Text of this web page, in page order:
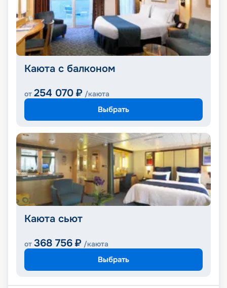
Каюта с балконом
от 254 070 ₽ /каюта
Выбрать
Каюта сьют
от 368 756 ₽ /каюта
Выбрать